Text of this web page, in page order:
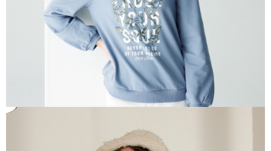
每筆NT$80，滿NT$2,000(含以上)免運費
每筆NT$80，滿NT$2,000(含以上)免運費
每筆NT$100，滿NT$2,000(含以上)免運費